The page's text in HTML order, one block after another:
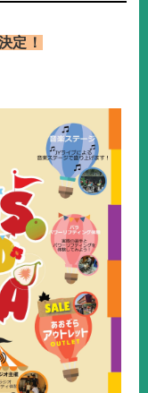
定！